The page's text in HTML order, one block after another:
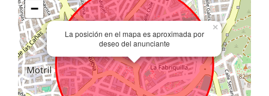
La posición en el mapa es aproximada por
deseo del anunciante
×
−